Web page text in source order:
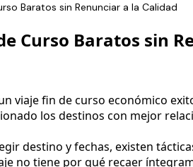
Baratos sin Renunciar a la Calidad
Curso Baratos sin
viaje fin de curso económico
los destinos con mejor
destino y fechas, existen
no tiene por qué recaer